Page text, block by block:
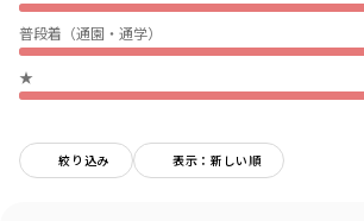
普段着（通園・通学）
★
絞り込み 表示：新しい順